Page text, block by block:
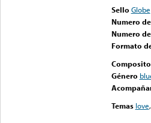
Sello Globe
Numero
Numero
Formato
Género
Temas love,